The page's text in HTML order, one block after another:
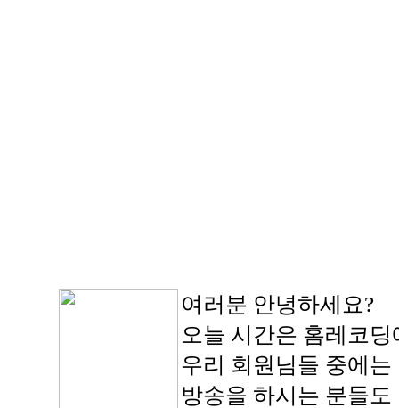
여러분 안녕하세요?
오늘 시간은 홈레코
우리 회원님들 중에
방송을 하시는 분들